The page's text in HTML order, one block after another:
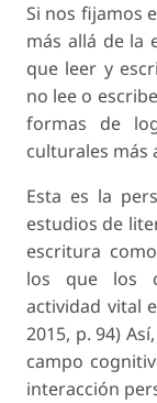
Si nos fijamos
más allá de la
que leer y
no lee o
formas de
culturales más
Esta es la
estudios de
escritura
los que los
actividad vital
2015, p. 94)
campo
interacción